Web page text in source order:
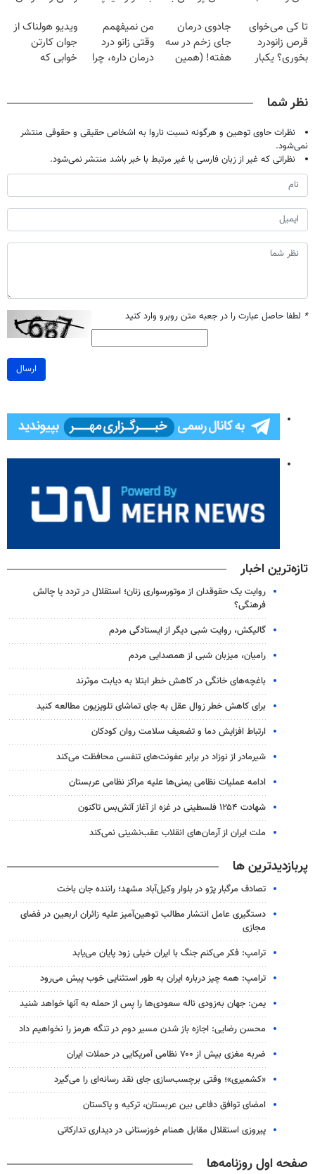
میلیون تومان!!!
خانگی
فقط ۲۵ میلیون
تا کی می‌خوای
قرص زانودرد
بخوری؟ یکبار
جادوی درمان
جای زخم در سه
هفته! (همین
من نمیفهمم
وقتی زانو درد
درمان داره، چرا
ویدیو هولناک از
جوان کارتن
خوابی که
نظر شما
نظرات حاوی توهین و هرگونه نسبت ناروا به اشخاص حقیقی و حقوقی منتشر
نمی‌شود.
نظراتی که غیر از زبان فارسی یا غیر مرتبط با خبر باشد منتشر نمی‌شود.
* لطفا حاصل عبارت را در جعبه متن روبرو وارد کنید
ارسال
تازه‌ترین اخبار
روایت یک حقوقدان از موتورسواری زنان؛ استقلال در تردد یا چالش
فرهنگی؟
گالیکش، روایت شبی دیگر از ایستادگی مردم
رامیان، میزبان شبی از همصدایی مردم
باغچه‌های خانگی در کاهش خطر ابتلا به دیابت موثرند
برای کاهش خطر زوال عقل به جای تماشای تلویزیون مطالعه کنید
ارتباط افزایش دما و تضعیف سلامت روان کودکان
شیرمادر از نوزاد در برابر عفونت‌های تنفسی محافظت می‌کند
ادامه عملیات نظامی یمنی‌ها علیه مراکز نظامی عربستان
شهادت ۱۲۵۴ فلسطینی در غزه از آغاز آتش‌بس تاکنون
ملت ایران از آرمان‌های انقلاب عقب‌نشینی نمی‌کند
پربازدیدترین ها
تصادف مرگبار پژو در بلوار وکیل‌آباد مشهد؛ راننده جان باخت
دستگیری عامل انتشار مطالب توهین‌آمیز علیه زائران اربعین در فضای
مجازی
ترامپ: فکر می‌کنم جنگ با ایران خیلی زود پایان می‌یابد
ترامپ: همه چیز درباره ایران به طور استثنایی خوب پیش می‌رود
یمن: جهان به‌زودی ناله سعودی‌ها را پس از حمله به آنها خواهد شنید
محسن رضایی: اجازه باز شدن مسیر دوم در تنگه هرمز را نخواهیم داد
ضربه مغزی بیش از ۷۰۰ نظامی آمریکایی در حملات ایران
«کشمیری»؛ وقتی برچسب‌سازی جای نقد رسانه‌ای را می‌گیرد
امضای توافق دفاعی بین عربستان، ترکیه و پاکستان
پیروزی استقلال مقابل همنام خوزستانی در دیداری تدارکاتی
صفحه اول روزنامه‌ها